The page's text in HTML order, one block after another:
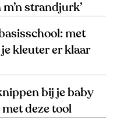
strandjurk’
met
kleuter er klaar
bij je baby
deze tool